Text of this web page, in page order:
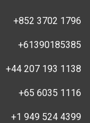
+852 3702 1796
+61390185385
+44 207 193 1138
+65 6035 1116
+1 949 524 4399